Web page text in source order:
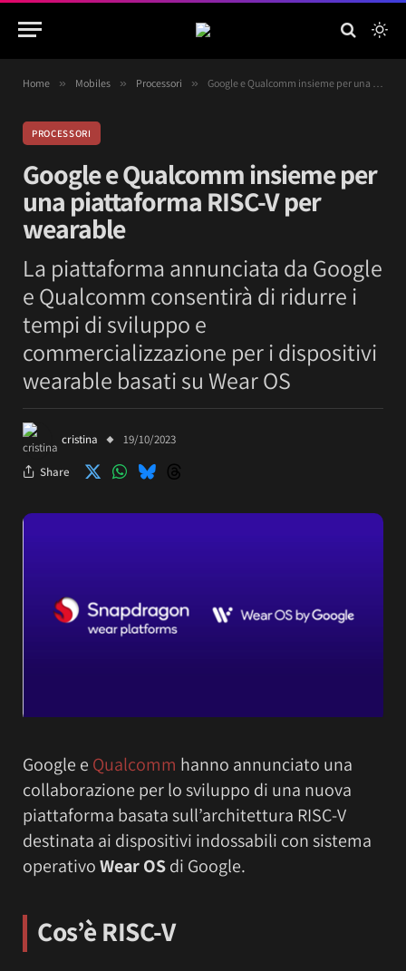
Home » Mobiles » Processori » Google e Qualcomm insieme per una piattaforma RISC-V per wearable
PROCESSORI
Google e Qualcomm insieme per
una piattaforma RISC-V per
wearable
La piattaforma annunciata da Google
e Qualcomm consentirà di ridurre i
tempi di sviluppo e
commercializzazione per i dispositivi
wearable basati su Wear OS
cristina 19/10/2023
Share
Google e Qualcomm hanno annunciato una
collaborazione per lo sviluppo di una nuova
piattaforma basata sull’architettura RISC-V
destinata ai dispositivi indossabili con sistema
operativoWear OSdi Google.
Cos’è RISC-V